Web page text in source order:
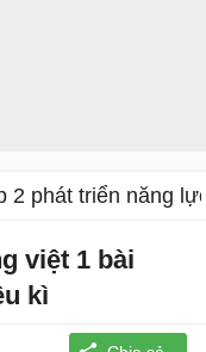
2 phát triển năng
việt 1 bài
kì